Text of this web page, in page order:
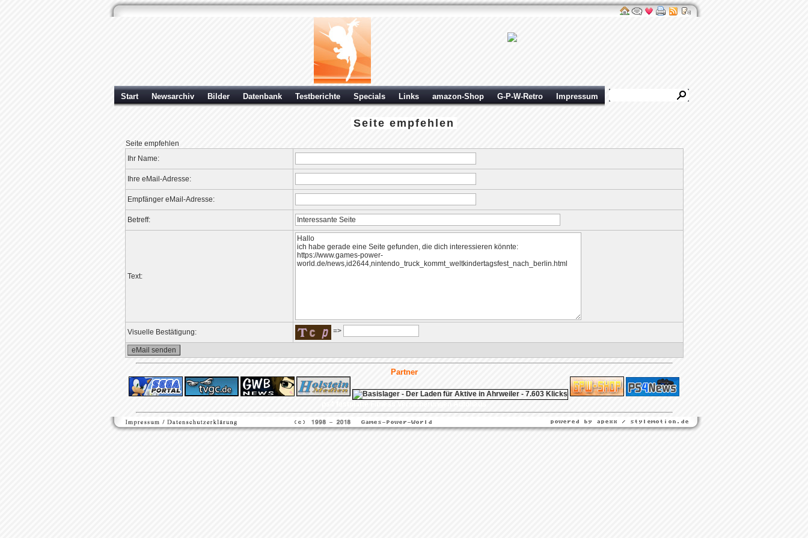
Start Newsarchiv Bilder Datenbank Testberichte Specials Links amazon-Shop G-P-W-Retro Impressum
Seite empfehlen
Seite empfehlen
Ihr Name:
Ihre eMail-Adresse:
Empfänger eMail-Adresse:
Betreff:
Text:
Visuelle Bestätigung: =>
Partner